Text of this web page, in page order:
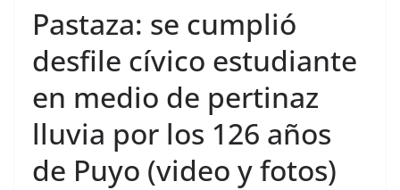
Pastaza: se cumplió
desfile cívico estudiante
en medio de pertinaz
lluvia por los 126 años
de Puyo (video y fotos)